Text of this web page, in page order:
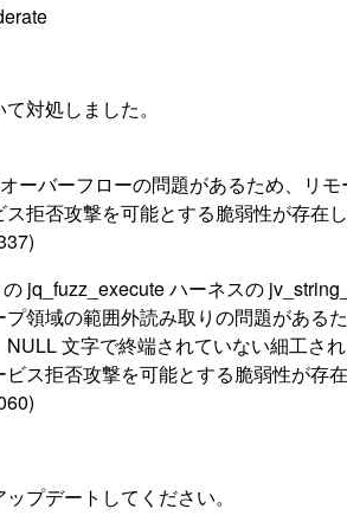
対処しました。
ーバーフローの問題があるため、リ
ス拒否攻撃を可能とする脆弱性が存在
jq_fuzz_execute ハーネスの
領域の範囲外読み取りの問題がある
文字で終端されていない細工さ
ビス拒否攻撃を可能とする脆弱性が存
プデートしてください。